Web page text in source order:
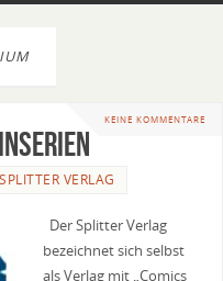
KEINE KOMMENTARE
SPLITTER VERLAG
Der Splitter Verlag
bezeichnet sich selbst
als Verlag mit „Comics